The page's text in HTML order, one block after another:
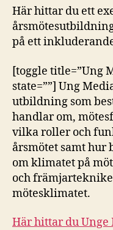
Här hittar du ett
på ett
[toggle title=”Ung
state=””] Ung
utbildning som
handlar om,
vilka roller och
årsmötet samt hur
om klimatet på
och
mötesklimatet.
Här hittar du